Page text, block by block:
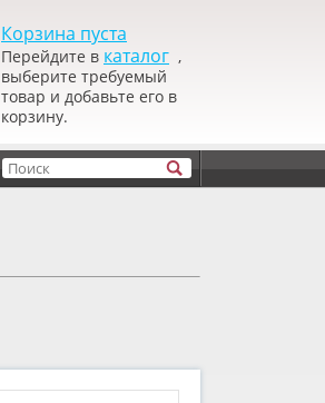
Корзина пуста
Перейдите в каталог ,
выберите требуемый
товар и добавьте его в
корзину.